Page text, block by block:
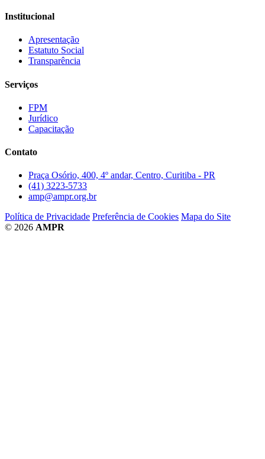
Institucional
Apresentação
Estatuto Social
Transparência
Serviços
FPM
Jurídico
Capacitação
Contato
Praça Osório, 400, 4º andar, Centro, Curitiba - PR
(41) 3223-5733
amp@ampr.org.br
Política de Privacidade Preferência de Cookies Mapa do Site
© 2026 AMPR